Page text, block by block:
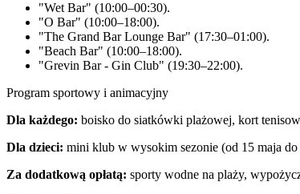
"Wet Bar" (10:00–00:30).
"O Bar" (10:00–18:00).
"The Grand Bar Lounge Bar" (17:30–01:00).
"Beach Bar" (10:00–18:00).
"Grevin Bar - Gin Club" (19:30–22:00).
Program sportowy i animacyjny
Dla każdego: boisko do siatkówki plażowej, kort
Dla dzieci: mini klub w wysokim sezonie (od 15 maja
Za dodatkową opłatą: sporty wodne na plaży,